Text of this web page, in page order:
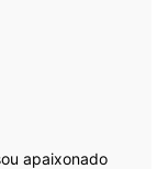
apaixonado